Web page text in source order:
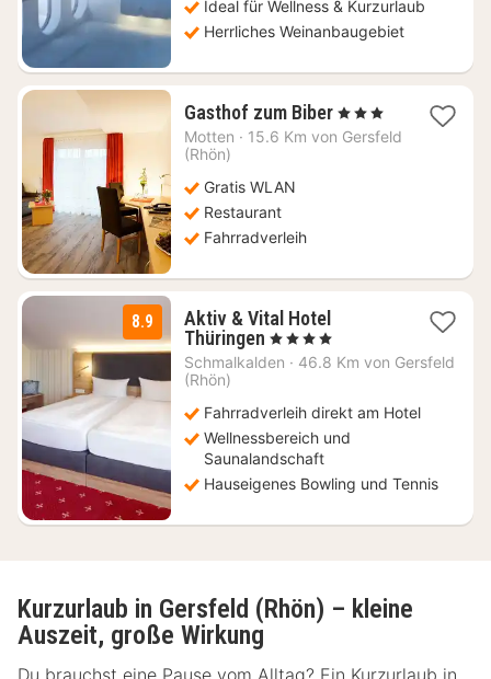
Ideal für Wellness & Kurzurlaub
Herrliches Weinanbaugebiet
Gasthof zum Biber1
Nacht
, 3 Sterne
Motten · 15.6 Km von Gersfeld
(Rhön)
Gratis WLAN
Restaurant
Fahrradverleih
8.9
Aktiv & Vital Hotel
Thüringen 2
Nächte
€
, 4 Sterne
Schmalkalden · 46.8 Km von Gersfeld
(Rhön)
Fahrradverleih direkt am Hotel
Wellnessbereich und
Saunalandschaft
Hauseigenes Bowling und Tennis
Kurzurlaub in Gersfeld (Rhön) – kleine
Auszeit, große Wirkung